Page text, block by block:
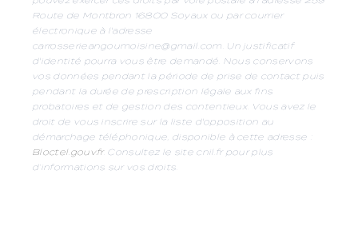
Route de Montbron 16800 Soyaux ou par courrier
électronique à l'adresse
carrosserieangoumoisine@gmail.com. Un justificatif
d'identité pourra vous être demandé. Nous conservons
vos données pendant la période de prise de contact puis
pendant la durée de prescription légale aux fins
probatoires et de gestion des contentieux. Vous avez le
droit de vous inscrire sur la liste d'opposition au
démarchage téléphonique, disponible à cette adresse :
Bloctel.gouv.fr. Consultez le site cnil.fr pour plus
d’informations sur vos droits.